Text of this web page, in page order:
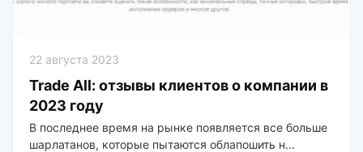
22 августа 2023
Trade All: отзывы клиентов о компании в
2023 году
В последнее время на рынке появляется все больше
шарлатанов, которые пытаются облапошить н...